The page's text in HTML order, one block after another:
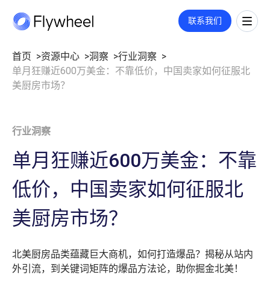
COMMERCE CLOUD
市场情报
用户反馈
数字货架
零售洞察
搜索
监测指标和投放报告
覆盖媒体投放、平台运营、创意内容等多板块策略与执行，满足您的定
制需求。
业绩衡量
市场进入
价格策略
年度复盘
付费搜索
洞察
公司介绍
关于我们
职业机会
招聘
联系我们
联系我们
首页 资源中心 洞察
行业洞察
单月狂赚近600万美金：不靠低价，中国卖家如何征服北
美厨房市场？
行业洞察
单月狂赚近600万美金：不靠
低价，中国卖家如何征服北
美厨房市场？
北美厨房品类蕴藏巨大商机，如何打造爆品？揭秘从站内
外引流，到关键词矩阵的爆品方法论，助你掘金北美！